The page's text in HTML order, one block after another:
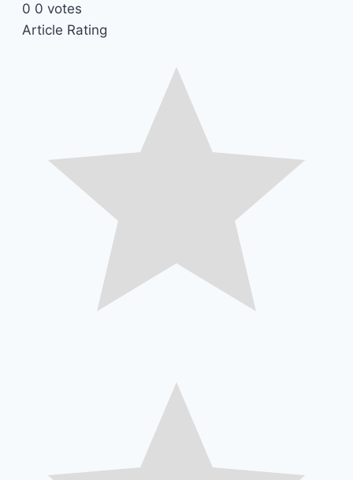
0 0 votes
Article Rating